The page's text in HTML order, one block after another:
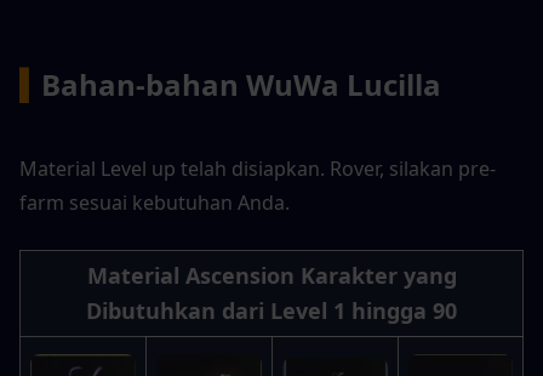
Bahan-bahan WuWa Lucilla
Material Level up telah disiapkan. Rover, silakan pre-
farm sesuai kebutuhan Anda.
Material Ascension Karakter yang
Dibutuhkan dari Level 1 hingga 90